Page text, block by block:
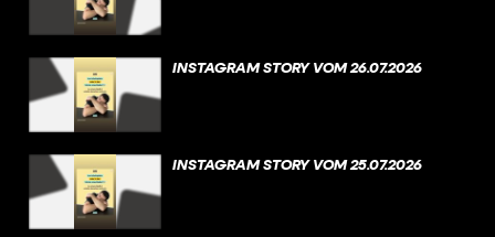
INSTAGRAM STORY VOM 26.07.2026
INSTAGRAM STORY VOM 25.07.2026